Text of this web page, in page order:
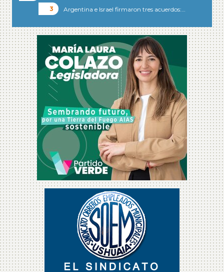
Argentina e Israel firmaron tres acuerdos:…